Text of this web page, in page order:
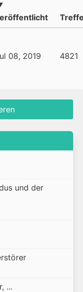
08, 2019 4821
und der
...